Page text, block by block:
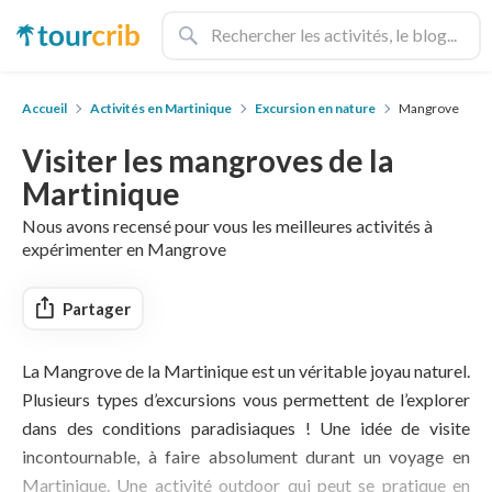
Accueil Activités en Martinique Excursion en nature Mangrove
Visiter les mangroves de la
Martinique
Nous avons recensé pour vous les meilleures activités à
expérimenter en Mangrove
Partager
La Mangrove de la Martinique est un véritable joyau naturel.
Plusieurs types d’excursions vous permettent de l’explorer
dans des conditions paradisiaques ! Une idée de visite
incontournable, à faire absolument durant un voyage en
Martinique. Une activité outdoor qui peut se pratique en